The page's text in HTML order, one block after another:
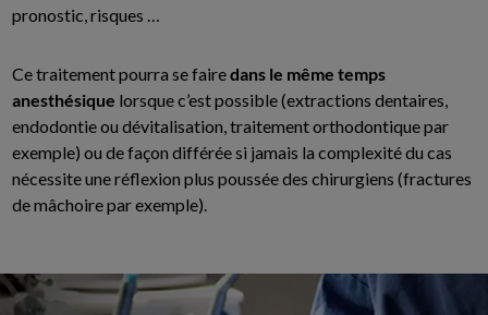
pronostic, risques …
Ce traitement pourra se fairedans le même temps
anesthésique lorsque c’est possible (extractions dentaires,
endodontie ou dévitalisation, traitement orthodontique par
exemple) ou de façon différée si jamais la complexité du cas
nécessite une réflexion plus poussée des chirurgiens (fractures
de mâchoire par exemple).